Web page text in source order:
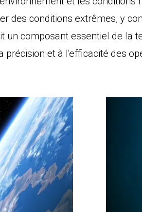
des conditions extrêmes, y
un composant essentiel de la
précision et à l'efficacité des